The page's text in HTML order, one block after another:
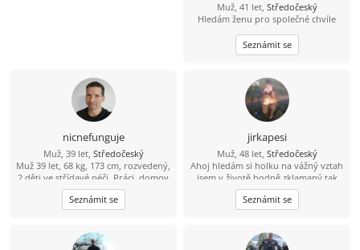
Muž, 41 let, Středočeský
Hledám ženu pro společné chvíle
Seznámit se
nicnefunguje
Muž, 39 let, Středočeský
Muž 39 let, 68 kg, 173 cm, rozvedený,
2 děti ve střídavé péči. Práci, domov
mám. O sebe a o děti se dokážu
postarat. Jen mi chybí ta druhá
sympatická polovička, ženského
Seznámit se
jirkapesi
Muž, 48 let, Středočeský
Ahoj hledám si holku na vážný vztah
jsem v životě hodně zklamaný tak
doufám že si zde holku najdu.
Pokud se budu líbit nějaké holce tak
tady je moje číslo 704 124183 můžete
Seznámit se